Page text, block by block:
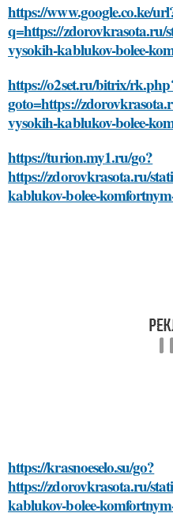
https://www.google.co.ke/
q=https://zdorovkrasota.ru/
vysokih-kablukov-bolee-
https://o2set.ru/bitrix/
goto=https://
vysokih-kablukov-bolee-
https://turion.my1.ru/go?
https://zdorovkrasota.ru/
kablukov-bolee-
https://krasnoeselo.su/go?
https://zdorovkrasota.ru/
kablukov-bolee-